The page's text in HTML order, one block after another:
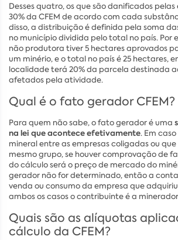
Desses quatro, os que são danificados
30% da CFEM de acordo com cada
disso, a distribuição é definida pela soma
no município dividida pelo total no país. Por
não produtora tiver 5 hectares aprovados
um minério, e o total no país é 25 hectares,
localidade terá 20% da parcela destinada
afetados pela atividade.
Qual é o fato gerador CFEM?
Para quem não sabe, o fato gerador é uma
na lei que acontece efetivamente. Em
mineral entre as empresas coligadas ou
mesmo grupo, se houver comprovação de
do cálculo será o preço de mercado do
gerador não for determinado, então a
venda ou consumo da empresa que
ambos os casos o contribuinte é a
Quais são as alíquotas
cálculo da CFEM?